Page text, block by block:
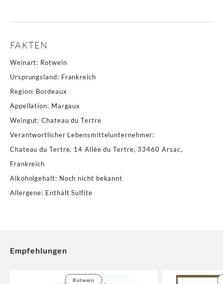
FAKTEN
Weinart: Rotwein
Ursprungsland: Frankreich
Region: Bordeaux
Appellation: Margaux
Weingut: Chateau du Tertre
Verantwortlicher Lebensmittelunternehmer:
Chateau du Tertre, 14 Allée du Tertre, 33460 Arsac,
Frankreich
Alkoholgehalt: Noch nicht bekannt
Allergene: Enthält Sulfite
Empfehlungen
Rotwein